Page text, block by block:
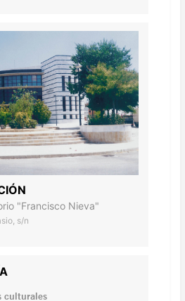
"Francisco Nieva"
s/n
culturales